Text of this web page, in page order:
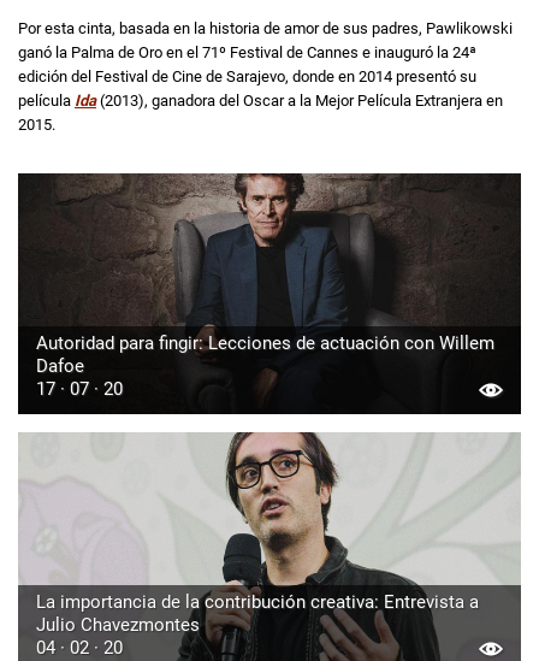
Por esta cinta, basada en la historia de amor de sus padres, Pawlikowski
ganó la Palma de Oro en el 71º Festival de Cannes e inauguró la 24ª
edición del Festival de Cine de Sarajevo, donde en 2014 presentó su
película Ida(2013), ganadora del Oscar a la Mejor Película Extranjera en
2015.
Autoridad para fingir: Lecciones de actuación con Willem
Dafoe
17 · 07 · 20
La importancia de la contribución creativa: Entrevista a
Julio Chavezmontes
04 · 02 · 20